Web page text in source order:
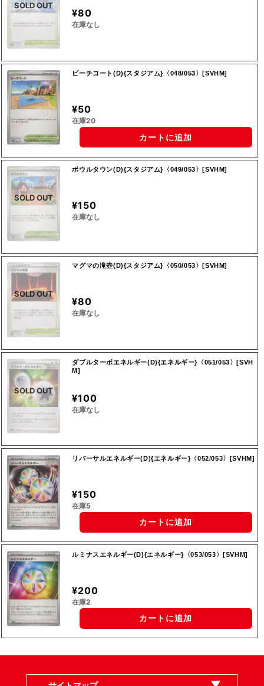
SOLD OUT
¥80
在庫なし
ビーチコート(D){スタジアム}〈048/053〉[SVHM]
¥50
在庫20
カートに追加
SOLD OUT
ボウルタウン(D){スタジアム}〈049/053〉[SVHM]
¥150
在庫なし
SOLD OUT
マグマの滝壺(D){スタジアム}〈050/053〉[SVHM]
¥80
在庫なし
SOLD OUT
ダブルターボエネルギー(D){エネルギー}〈051/053〉[SVH
M]
¥100
在庫なし
リバーサルエネルギー(D){エネルギー}〈052/053〉[SVHM]
¥150
在庫5
カートに追加
ルミナスエネルギー(D){エネルギー}〈053/053〉[SVHM]
¥200
在庫2
カートに追加